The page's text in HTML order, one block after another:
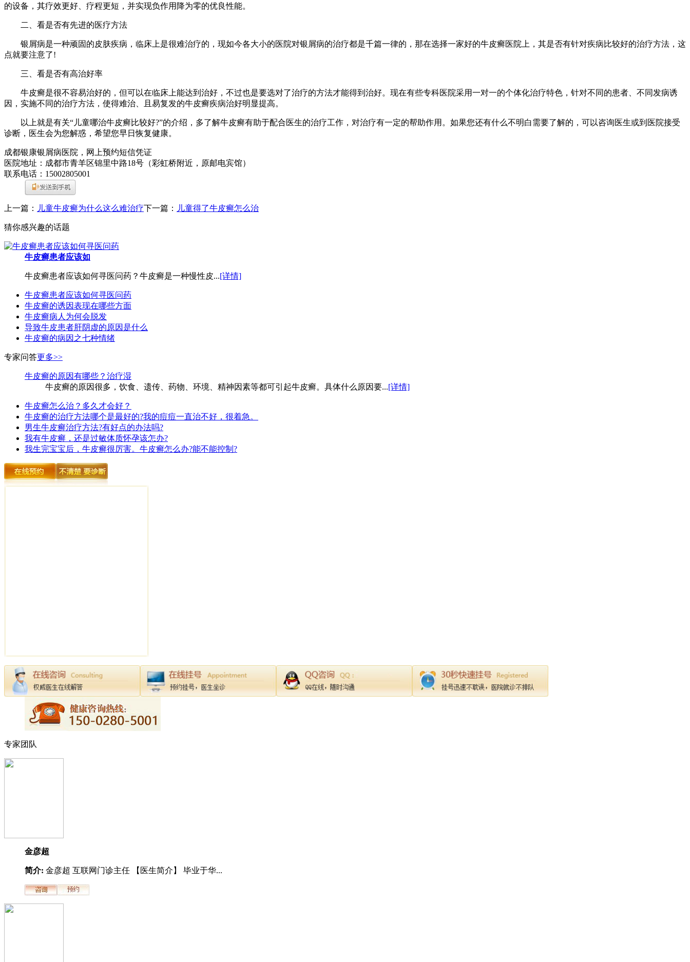
的设备，其疗效更好、疗程更短，并实现负作用降为零的优良性能。
二、看是否有先进的医疗方法
银屑病是一种顽固的皮肤疾病，临床上是很难治疗的，现如今各大小的医院对银屑病的治疗都是千篇一律的，那在选择一家好的牛皮癣医院上，其是否有针对疾病比较好的治疗方法，这
点就要注意了!
三、看是否有高治好率
牛皮癣是很不容易治好的，但可以在临床上能达到治好，不过也是要选对了治疗的方法才能得到治好。现在有些专科医院采用一对一的个体化治疗特色，针对不同的患者、不同发病诱
因，实施不同的治疗方法，使得难治、且易复发的牛皮癣疾病治好明显提高。
以上就是有关“儿童哪治牛皮癣比较好?”的介绍，多了解牛皮癣有助于配合医生的治疗工作，对治疗有一定的帮助作用。如果您还有什么不明白需要了解的，可以咨询医生或到医院接受
诊断，医生会为您解惑，希望您早日恢复健康。
成都银康银屑病医院，网上预约短信凭证
医院地址：成都市青羊区锦里中路18号（彩虹桥附近，原邮电宾馆）
联系电话：15002805001
上一篇： 儿童牛皮癣为什么这么难治疗下一篇： 儿童得了牛皮癣怎么治
猜你感兴趣的话题
牛皮癣患者应该如
牛皮癣患者应该如何寻医问药？牛皮癣是一种慢性皮...[详情]
牛皮癣患者应该如何寻医问药
牛皮癣的诱因表现在哪些方面
牛皮癣病人为何会脱发
导致牛皮患者肝阴虚的原因是什么
牛皮癣的病因之七种情绪
专家问答更多>>
牛皮癣的原因有哪些？治疗湿
牛皮癣的原因很多，饮食、遗传、药物、环境、精神因素等都可引起牛皮癣。具体什么原因要...[详情]
牛皮癣怎么治？多久才会好？
牛皮癣的治疗方法哪个是最好的?我的痘痘一直治不好，很着急。
男生牛皮癣治疗方法?有好点的办法吗?
我有牛皮癣，还是过敏体质怀孕该怎办?
我生完宝宝后，牛皮癣很厉害。牛皮癣怎么办?能不能控制?
专家团队
金彦超
简介: 金彦超 互联网门诊主任 【医生简介】 毕业于华...